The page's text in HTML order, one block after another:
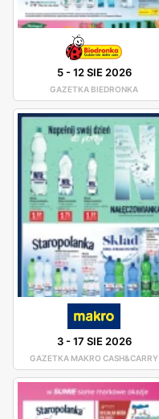
5-12 SIE 2026
GAZETKA BIEDRONKA
3-17 SIE 2026
GAZETKA MAKRO CASH&CARRY